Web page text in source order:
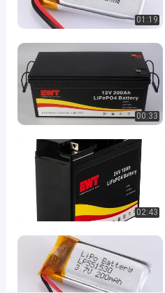
de
LiPo
LP852045
Batería de
poliéster
de litio
06-06
Batería
de
poliéster
de litio
#
polímero
de la ión
01:19
00:33
02:43